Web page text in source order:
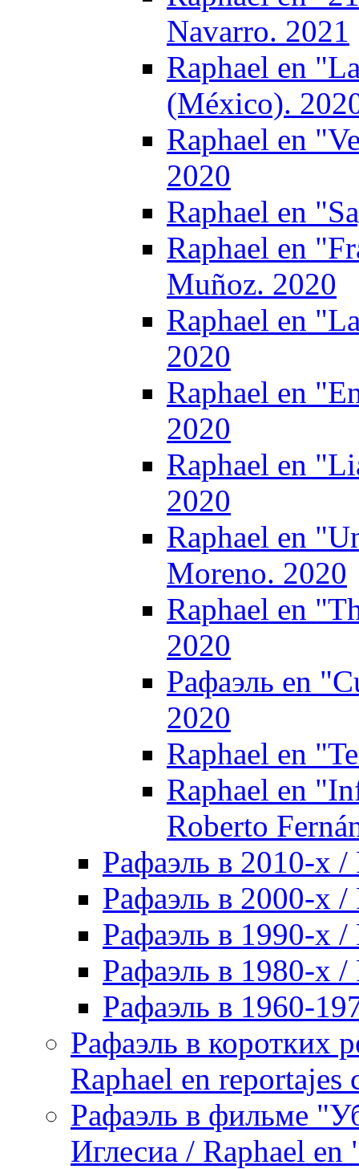
Navarro. 2021
Raphael en
(México).
Raphael en
2020
Raphael en
Raphael en
Muñoz. 2020
Raphael en
2020
Raphael en
2020
Raphael en
2020
Raphael en
Moreno. 2020
Raphael en
2020
Рафаэль en
2020
Raphael en
Raphael en
Roberto
Рафаэль в 2010-х /
Рафаэль в 2000-х /
Рафаэль в 1990-х /
Рафаэль в 1980-х /
Рафаэль в 1960-
Рафаэль в коротких
Raphael en reportajes
Рафаэль в фильме
Иглесиа / Raphael